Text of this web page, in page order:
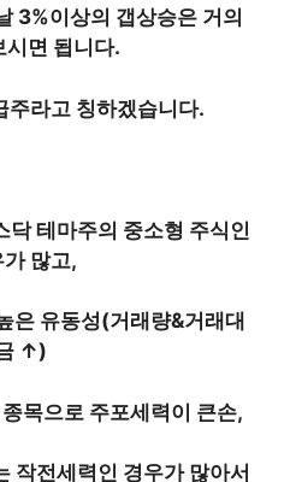
3%이상의 갭상승은 거의
시면 됩니다.
주라고 칭하겠습니다.
닥 테마주의 중소형 주식인
가 많고,
은 유동성(거래량&거래대
↑)
목으로 주포세력이 큰손,
작전세력인 경우가 많아서